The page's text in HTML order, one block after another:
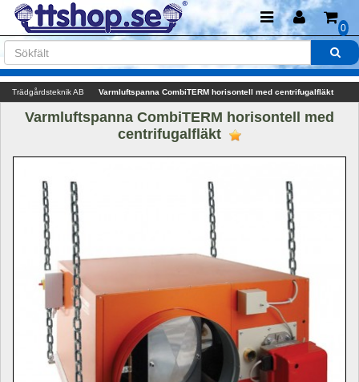
0
Trädgårdsteknik AB Varmluftspanna CombiTERM horisontell med centrifugalfläkt
Varmluftspanna CombiTERM horisontell med
centrifugalfläkt